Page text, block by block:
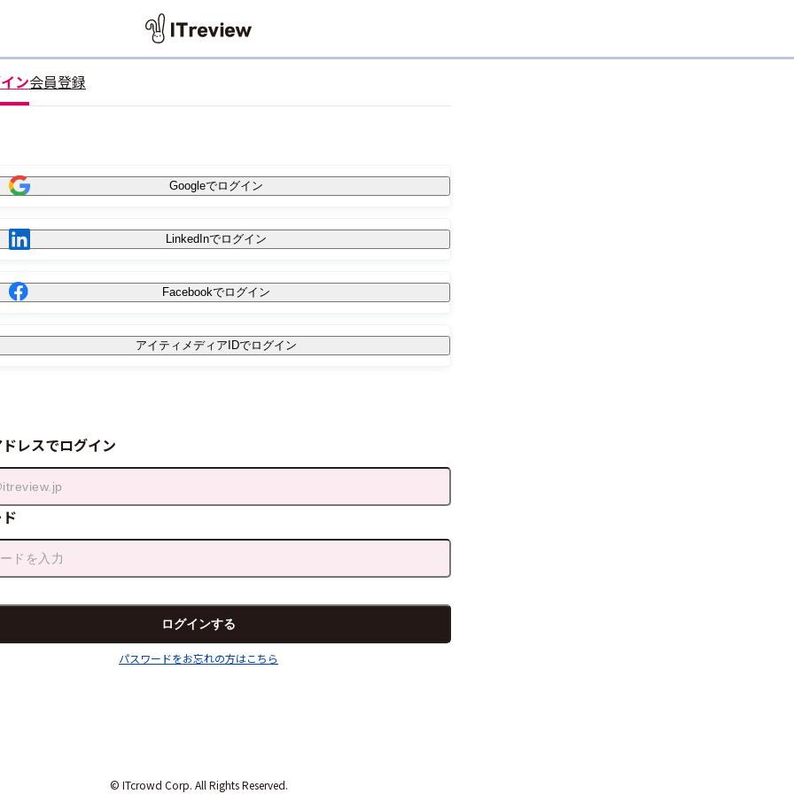
ン会員登録
Googleでログイン
LinkedInでログイン
Facebookでログイン
アイティメディアIDでログイン
レスでログイン
パスワードをお忘れの方はこちら
© ITcrowd Corp. All Rights Reserved.